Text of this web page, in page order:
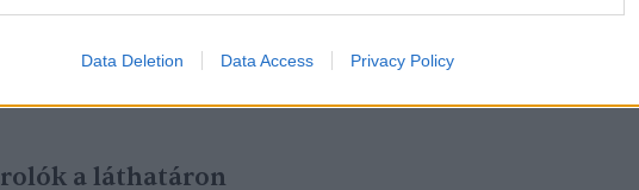
Data Deletion Data Access Privacy Policy
a láthatáron